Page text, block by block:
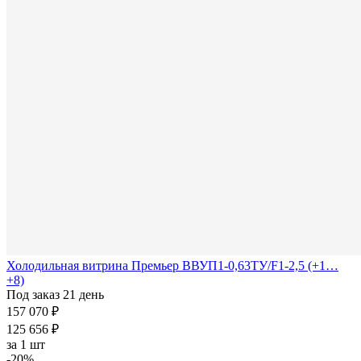
Холодильная витрина Премьер ВВУП1-0,63ТУ/F1-2,5 (+1…
+8)
Под заказ 21 день
157 070 ₽
125 656 ₽
за 1 шт